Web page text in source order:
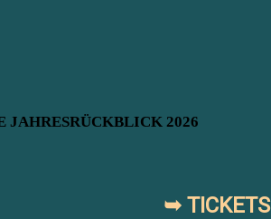
JAHRESRÜCKBLICK 2026
➥ TICKETS